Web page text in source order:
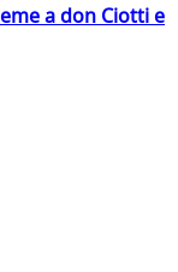
a don Ciotti e